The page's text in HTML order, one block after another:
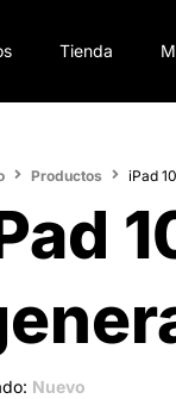
Tienda
Productos iPad
Nuevo